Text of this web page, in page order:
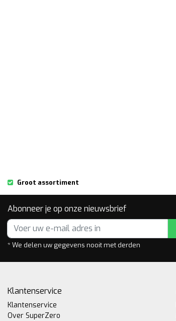
Groot assortiment
Abonneer je op onze nieuwsbrief
* We delen uw gegevens nooit met derden
Klantenservice
Klantenservice
Over SuperZero